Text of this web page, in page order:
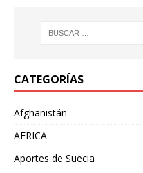
CATEGORÍAS
Afghanistán
AFRICA
Aportes de Suecia